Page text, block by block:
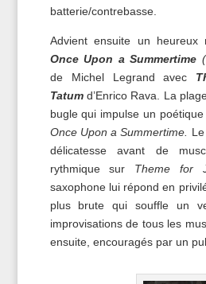
batterie/contrebasse.
Advient ensuite un heureux
Once Upon a Summertime
de Michel Legrand avec
Tatum d’Enrico Rava. La
bugle qui impulse un
Once Upon a Summertime.
délicatesse avant de
rythmique sur Theme for
saxophone lui répond en
plus brute qui souffle un
improvisations de tous les
ensuite, encouragés par un